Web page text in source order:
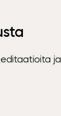
ja